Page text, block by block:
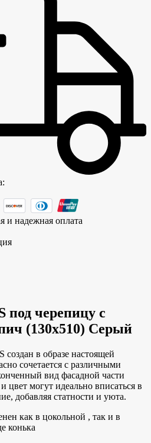
и надежная оплата
под черепицу с
(130х510) Серый
в образе настоящей
сочетается с различными
вид фасадной части
цвет могут идеально вписаться в
добавляя статности и уюта.
как в цокольной , так и в
конька